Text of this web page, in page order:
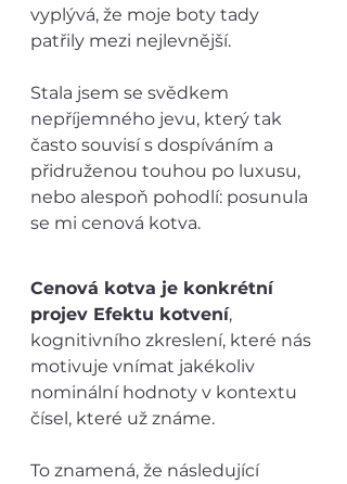
vyplývá, že moje boty tady
patřily mezi nejlevnější.
Stala jsem se svědkem
nepříjemného jevu, který tak
často souvisí s dospíváním a
přidruženou touhou po luxusu,
nebo alespoň pohodlí: posunula
se mi cenová kotva.
Cenová kotva je konkrétní
projev Efektu kotvení,
kognitivního zkreslení, které nás
motivuje vnímat jakékoliv
nominální hodnoty v kontextu
čísel, které už známe.
To znamená, že následující